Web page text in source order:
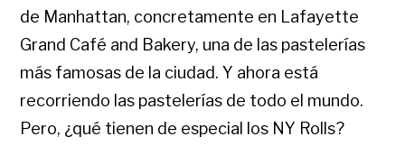
de Manhattan, concretamente en Lafayette
Grand Café and Bakery, una de las pastelerías
más famosas de la ciudad. Y ahora está
recorriendo las pastelerías de todo el mundo.
Pero, ¿qué tienen de especial los NY Rolls?